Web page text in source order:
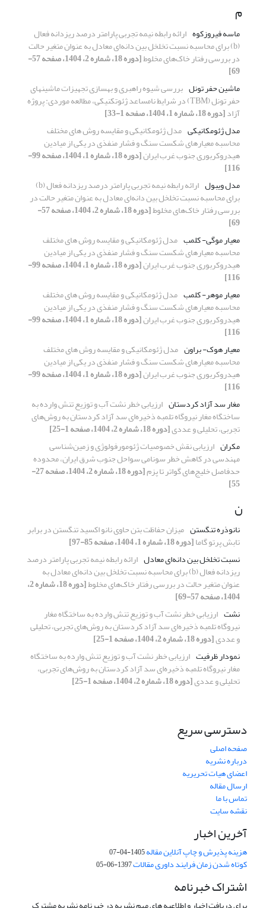
م
ماسه فیروزکوه ارائه رابطه نیمه تجربی پارامتر درصد ریزدانه فعال
(b) برای محاسبه نسبت تخلخل بین دانه‌ای معادل به عنوان متغیر حالت
در بررسی رفتار خاک‌های مخلوط [دوره 18، شماره 2، 1404، صفحه 57-
69]
ماشین حفر تونل
بررسی شیوه راهبری و بهسازی تجهیزات ماشین‎های
حفر تونل (TBM) در شرایط نامساعد ژئوتکنیکی، مطالعه موردی: پروژه
آزاد[دوره 18، شماره 1، 1404، صفحه 1-33]
مدل ژئومکانیکی مدل ژئومکانیکی و مقایسه روش های مختلف
محاسبه معیارهای شکست سنگ و فشار منفذی در یکی از میادین
هیدروکربوری جنوب غرب ایران [دوره 18، شماره 1، 1404، صفحه 99-
116]
مدل ویبول
ارائه رابطه نیمه تجربی پارامتر درصد ریزدانه فعال (b)
برای محاسبه نسبت تخلخل بین دانه‌ای معادل به عنوان متغیر حالت در
بررسی رفتار خاک‌های مخلوط [دوره 18، شماره 2، 1404، صفحه 57-
69]
معیار موگی- کلمب مدل ژئومکانیکی و مقایسه روش های مختلف
محاسبه معیارهای شکست سنگ و فشار منفذی در یکی از میادین
هیدروکربوری جنوب غرب ایران [دوره 18، شماره 1، 1404، صفحه 99-
116]
معیار موهر- کلمب مدل ژئومکانیکی و مقایسه روش های مختلف
محاسبه معیارهای شکست سنگ و فشار منفذی در یکی از میادین
هیدروکربوری جنوب غرب ایران [دوره 18، شماره 1، 1404، صفحه 99-
116]
معیار هوک- براون مدل ژئومکانیکی و مقایسه روش های مختلف
محاسبه معیارهای شکست سنگ و فشار منفذی در یکی از میادین
هیدروکربوری جنوب غرب ایران [دوره 18، شماره 1، 1404، صفحه 99-
116]
مغار سد آزاد کردستان ارزیابی خطر نشت آب و توزیع تنش وارده به
ساختگاه مغار نیروگاه تلمبه ذخیره‌ای سد آزاد کردستان به روش‌های
تجربی، تحلیلی و عددی[دوره 18، شماره 2، 1404، صفحه 1-25]
مکران ارزیابی نقش خصوصیات ژئومورفولوژی و زمین‌شناسی
مهندسی در کاهش خطر سونامی سواحل جنوب شرق ایران، محدوده
حدفاصل خلیج‌های گواتر تا پزم [دوره 18، شماره 2، 1404، صفحه 27-
55]
ن
نانوذره تنگستن میزان حفاظت بتن حاوی نانو اکسید تنگستن در برابر
تابش پرتو گاما[دوره 18، شماره 1، 1404، صفحه 85-97]
نسبت تخلخل بین دانه‌ای معادل ارائه رابطه نیمه تجربی پارامتر درصد
ریزدانه فعال (b) برای محاسبه نسبت تخلخل بین دانه‌ای معادل به
عنوان متغیر حالت در بررسی رفتار خاک‌های مخلوط [دوره 18، شماره 2،
1404، صفحه 57-69]
نشت ارزیابی خطر نشت آب و توزیع تنش وارده به ساختگاه مغار
نیروگاه تلمبه ذخیره‌ای سد آزاد کردستان به روش‌های تجربی، تحلیلی
و عددی[دوره 18، شماره 2، 1404، صفحه 1-25]
نمودار ظرفیت ارزیابی خطر نشت آب و توزیع تنش وارده به ساختگاه
مغار نیروگاه تلمبه ذخیره‌ای سد آزاد کردستان به روش‌های تجربی،
تحلیلی و عددی[دوره 18، شماره 2، 1404، صفحه 1-25]
دسترسی سریع
صفحه اصلی
درباره نشریه
اعضای هیات تحریریه
ارسال مقاله
تماس با ما
نقشه سایت
آخرین اخبار
هزینه پذیرش و چاپ آنلاین مقاله1405-04-07
کوتاه شدن زمان فرایند داوری مقالات1397-06-05
اشتراک خبرنامه